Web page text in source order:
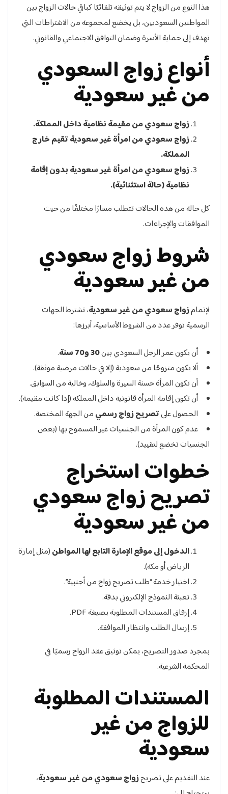
هذا النوع من الزواج لا يتم توثيقه تلقائيًا كباقي حالات الزواج بين
المواطنين السعوديين، بل يخضع لمجموعة من الاشتراطات التي
تهدف إلى حماية الأسرة وضمان التوافق الاجتماعي والقانوني.
أنواع زواج السعودي
من غير سعودية
زواج سعودي من مقيمة نظامية داخل المملكة.
زواج سعودي من امرأة غير سعودية تقيم خارج
المملكة.
زواج سعودي من امرأة غير سعودية بدون إقامة
نظامية (حالة استثنائية).
كل حالة من هذه الحالات تتطلب مسارًا مختلفًا من حيث
الموافقات والإجراءات.
شروط زواج سعودي
من غير سعودية
لإتمامزواج سعودي من غير سعودية، تشترط الجهات
الرسمية توفر عدد من الشروط الأساسية، أبرزها:
أن يكون عمر الرجل السعودي بين30 و70 سنة
.
ألا يكون متزوجًا من سعودية (إلا في حالات مرضية موثقة).
أن تكون المرأة حسنة السيرة والسلوك، وخالية من السوابق.
أن تكون إقامة المرأة قانونية داخل المملكة (إذا كانت مقيمة).
الحصول علىتصريح زواج رسميمن الجهة المختصة.
عدم كون المرأة من الجنسيات غير المسموح بها (بعض
الجنسيات تخضع لتقييد).
خطوات استخراج
تصريح زواج سعودي
من غير سعودية
الدخول إلى موقع الإمارة التابع لها المواطن(مثل إمارة
الرياض أو مكة).
اختيار خدمة “طلب تصريح زواج من أجنبية”.
تعبئة النموذج الإلكتروني بدقة.
إرفاق المستندات المطلوبة بصيغة PDF.
إرسال الطلب وانتظار الموافقة.
بمجرد صدور التصريح، يمكن توثيق عقد الزواج رسميًا في
المحكمة الشرعية.
المستندات المطلوبة
للزواج من غير
سعودية
عند التقديم على تصريحزواج سعودي من غير سعودية،